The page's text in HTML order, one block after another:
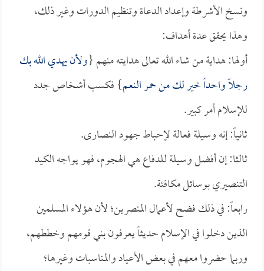
ونسخ الأشرطة وإعداد الدعاة وتنظيم الدورات وغير ذلك،
وهذا يحقق عدة أهداف:
أولها: هداية من شاء الله تعالى هدايته منهم {ولأن يهدي الله بك
رجلاً واحداً خير لك من حمر النعم} فكسب أشخاص جدد
للإسلام أمر كبير.
ثانياً: إنه وسيلة فعالة لإحباط جهود النصارى.
ثالثا: إن أفضل وسيلة للدفاع هي الهجوم، فهو يواجه الكيد
التنصيري بوسائل مكافئة.
رابعاً: في ذلك فضح لأعمال المنصرين؛ لأن هؤلاء المسلمين
الذين دخلوا في الإسلام حديثاً يعرفون بني قومهم وخططهم،
وربما حضروا معهم في بعض الأعياد والمناسبات وغيرها؛